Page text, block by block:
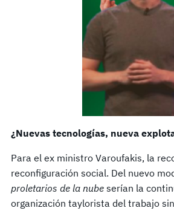
¿Nuevas tecnologías, nueva
Para el ex ministro Varoufakis, la
reconfiguración social. Del nuevo
proletarios de la nube serían la
organización taylorista del trabajo